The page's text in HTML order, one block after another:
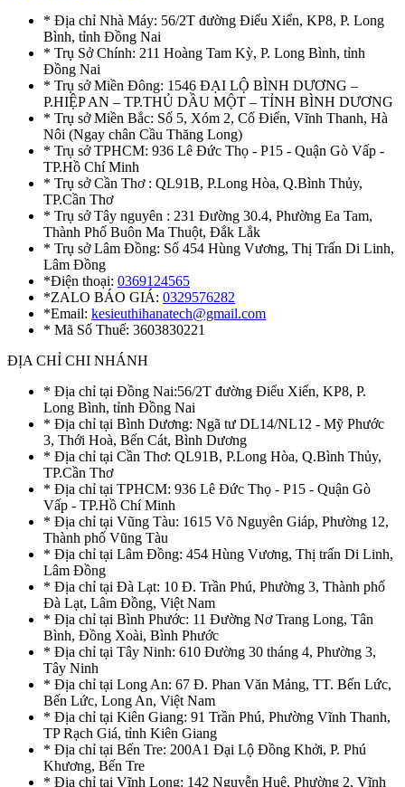
* Địa chỉ Nhà Máy: 56/2T đường Điểu Xiển, KP8, P. Long
Bình, tỉnh Đồng Nai
* Trụ Sở Chính: 211 Hoàng Tam Kỳ, P. Long Bình, tỉnh
Đồng Nai
* Trụ sở Miền Đông: 1546 ĐẠI LỘ BÌNH DƯƠNG –
P.HIỆP AN – TP.THỦ DẦU MỘT – TỈNH BÌNH DƯƠNG
* Trụ sở Miền Bắc: Số 5, Xóm 2, Cổ Điển, Vĩnh Thanh, Hà
Nôi (Ngay chân Cầu Thăng Long)
* Trụ sở TPHCM: 936 Lê Đức Thọ - P15 - Quận Gò Vấp -
TP.Hồ Chí Minh
* Trụ sở Cần Thơ : QL91B, P.Long Hòa, Q.Bình Thủy,
TP.Cần Thơ
* Trụ sở Tây nguyên : 231 Đường 30.4, Phường Ea Tam,
Thành Phố Buôn Ma Thuột, Đắk Lắk
* Trụ sở Lâm Đồng: Số 454 Hùng Vương, Thị Trấn Di Linh,
Lâm Đồng
*Điện thoại: 0369124565
*ZALO BÁO GIÁ: 0329576282
*Email: kesieuthihanatech@gmail.com
* Mã Số Thuế: 3603830221
ĐỊA CHỈ CHI NHÁNH
* Địa chỉ tại Đồng Nai:56/2T đường Điểu Xiển, KP8, P.
Long Bình, tỉnh Đồng Nai
* Địa chỉ tại Bình Dương: Ngã tư DL14/NL12 - Mỹ Phước
3, Thới Hoà, Bến Cát, Bình Dương
* Địa chỉ tại Cần Thơ: QL91B, P.Long Hòa, Q.Bình Thủy,
TP.Cần Thơ
* Địa chỉ tại TPHCM: 936 Lê Đức Thọ - P15 - Quận Gò
Vấp - TP.Hồ Chí Minh
* Địa chỉ tại Vũng Tàu: 1615 Võ Nguyên Giáp, Phường 12,
Thành phố Vũng Tàu
* Địa chỉ tại Lâm Đồng: 454 Hùng Vương, Thị trấn Di Linh,
Lâm Đồng
* Địa chỉ tại Đà Lạt: 10 Đ. Trần Phú, Phường 3, Thành phố
Đà Lạt, Lâm Đồng, Việt Nam
* Địa chỉ tại Bình Phước: 11 Đường Nơ Trang Long, Tân
Bình, Đồng Xoài, Bình Phước
* Địa chỉ tại Tây Ninh: 610 Đường 30 tháng 4, Phường 3,
Tây Ninh
* Địa chỉ tại Long An: 67 Đ. Phan Văn Mảng, TT. Bến Lức,
Bến Lức, Long An, Việt Nam
* Địa chỉ tại Kiên Giang: 91 Trần Phú, Phường Vĩnh Thanh,
TP Rạch Giá, tỉnh Kiên Giang
* Địa chỉ tại Bến Tre: 200A1 Đại Lộ Đồng Khởi, P. Phú
Khương, Bến Tre
* Địa chỉ tại Vĩnh Long: 142 Nguyễn Huệ, Phường 2, Vĩnh